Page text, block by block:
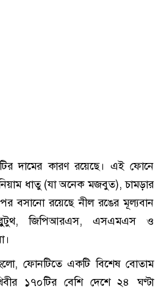
দামের কারণ রয়েছে। এই ফোনে
ধাতু (যা অনেক মজবুত), চামড়ার
বসানো রয়েছে নীল রঙের মূল্যবান
জিপিআরএস, এসএমএস ও
ফোনটিতে একটি বিশেষ বোতাম
১৭০টির বেশি দেশে ২৪ ঘণ্টা